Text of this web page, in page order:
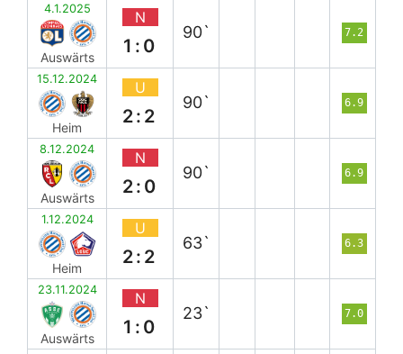
4.1.2025
Auswärts
N
1:0
90` 7.2
15.12.2024
Heim
U
2:2
90` 6.9
8.12.2024
Auswärts
N
2:0
90` 6.9
1.12.2024
Heim
U
2:2
63` 6.3
23.11.2024
Auswärts
N
1:0
23` 7.0